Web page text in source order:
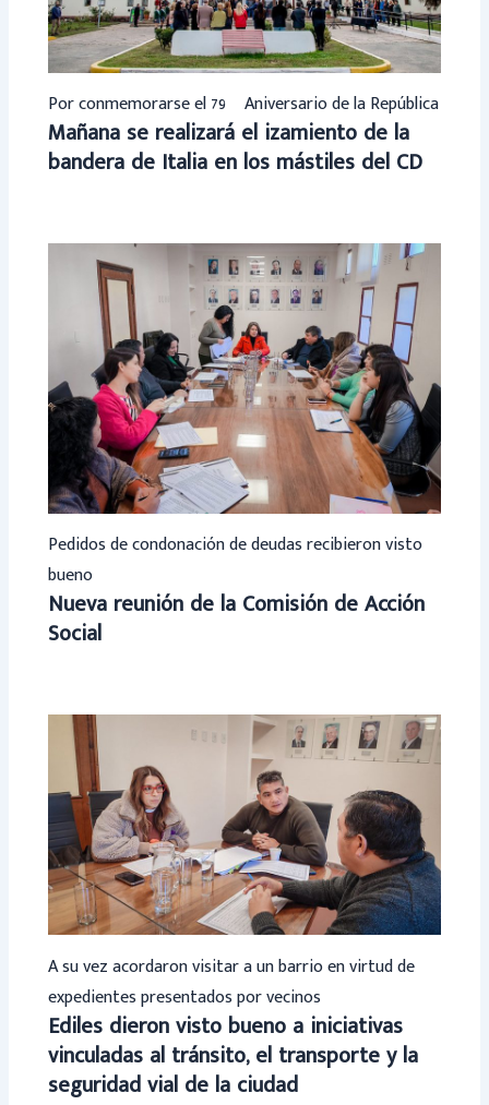
Por conmemorarse el 79º Aniversario de la República
Mañana se realizará el izamiento de la
bandera de Italia en los mástiles del CD
Pedidos de condonación de deudas recibieron visto
bueno
Nueva reunión de la Comisión de Acción
Social
A su vez acordaron visitar a un barrio en virtud de
expedientes presentados por vecinos
Ediles dieron visto bueno a iniciativas
vinculadas al tránsito, el transporte y la
seguridad vial de la ciudad